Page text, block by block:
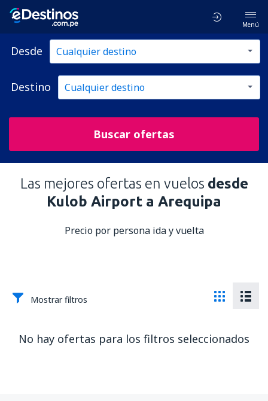
Menú
Desde
Destino
Buscar ofertas
Las mejores ofertas en vuelos desde
Kulob Airport a Arequipa
Precio por persona ida y vuelta
Mostrar filtros
No hay ofertas para los filtros seleccionados